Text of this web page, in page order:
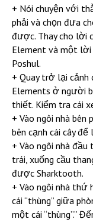
+ Nói chuyện với
phải và chọn đưa
được. Thay cho lời
Element và một lời
Poshul.
+ Quay trở lại cảnh
Elements ở người
thiết. Kiểm tra cái
+ Vào ngôi nhà bên
bên cạnh cái cây
+ Vào ngôi nhà đầu
trái, xuống cầu
được Sharktooth.
+ Vào ngôi nhà thứ
cái “thùng” giữa
một cái “thùng”.”